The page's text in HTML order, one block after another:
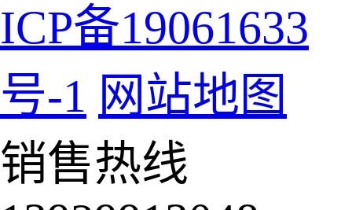
ICP备19061633
号-1 网站地图
销售热线